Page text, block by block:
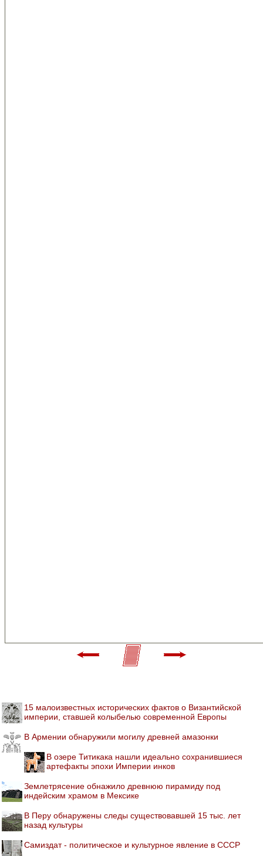
15 малоизвестных исторических фактов о Византийской
империи, ставшей колыбелью современной Европы
В Армении обнаружили могилу древней амазонки
В озере Титикака нашли идеально сохранившиеся
артефакты эпохи Империи инков
Землетрясение обнажило древнюю пирамиду под
индейским храмом в Мексике
В Перу обнаружены следы существовавшей 15 тыс. лет
назад культуры
Самиздат - политическое и культурное явление в СССР